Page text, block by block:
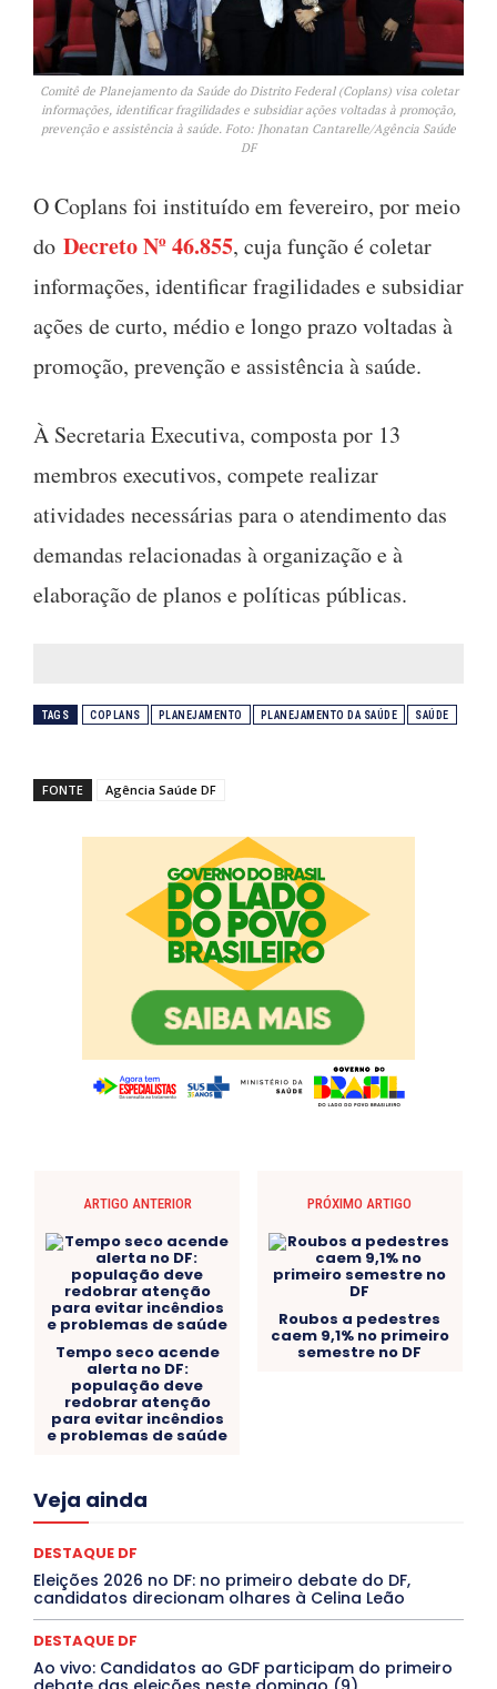
Comitê de Planejamento da Saúde do Distrito Federal (Coplans) visa coletar
informações, identificar fragilidades e subsidiar ações voltadas à promoção,
prevenção e assistência à saúde. Foto: Jhonatan Cantarelle/Agência Saúde
DF
O Coplans foi instituído em fevereiro, por meio
do Decreto Nº 46.855, cuja função é coletar
informações, identificar fragilidades e subsidiar
ações de curto, médio e longo prazo voltadas à
promoção, prevenção e assistência à saúde.
À Secretaria Executiva, composta por 13
membros executivos, compete realizar
atividades necessárias para o atendimento das
demandas relacionadas à organização e à
elaboração de planos e políticas públicas.
TAGS COPLANS PLANEJAMENTO PLANEJAMENTO DA SAÚDE SAÚDE
FONTE Agência Saúde DF
ARTIGO ANTERIOR
Tempo seco acende
alerta no DF:
população deve
redobrar atenção
para evitar incêndios
e problemas de saúde
PRÓXIMO ARTIGO
Roubos a pedestres
caem 9,1% no primeiro
semestre no DF
Veja ainda
Acre
Congressuanas & Esplanadumas
Covid-19
Crônica Política Crônicas
Cultura e Tal
DANÇA Dengue
Denuncia
DESTAQUE BRASIL
DESTAQUE DF
DESTAQUE SAÚDE
DESTAQUES OUTROS
ELEIÇÕES
EMPREGO E OPORTUNIDADES
ENTORNO
DESTAQUE DF
Eleições 2026 no DF: no primeiro debate do DF,
candidatos direcionam olhares à Celina Leão
DESTAQUE DF
Ao vivo: Candidatos ao GDF participam do primeiro